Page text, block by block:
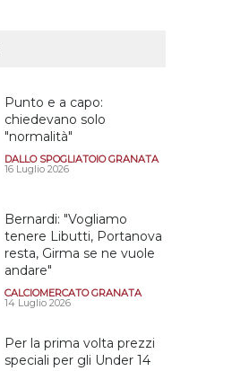
Punto e a capo:
chiedevano solo
"normalità"
DALLO SPOGLIATOIO GRANATA
16 Luglio 2026
Bernardi: "Vogliamo
tenere Libutti, Portanova
resta, Girma se ne vuole
andare"
CALCIOMERCATO GRANATA
14 Luglio 2026
Per la prima volta prezzi
speciali per gli Under 14